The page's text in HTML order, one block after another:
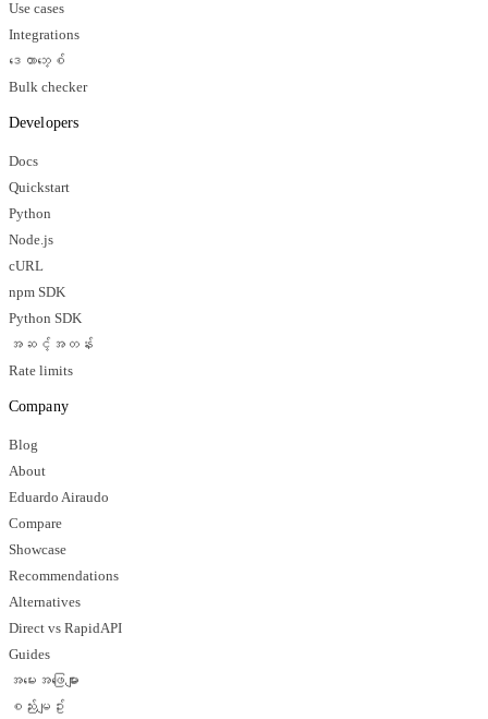
Use cases
Integrations
ဒေတာဘေ့စ်
Bulk checker
Developers
Docs
Quickstart
Python
Node.js
cURL
npm SDK
Python SDK
အဆင့်အတန်း
Rate limits
Company
Blog
About
Eduardo Airaudo
Compare
Showcase
Recommendations
Alternatives
Direct vs RapidAPI
Guides
အမေးအဖြေများ
စည်းမျဥ်း